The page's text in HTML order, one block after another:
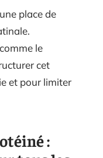
place de
le
cet
et pour limiter
: